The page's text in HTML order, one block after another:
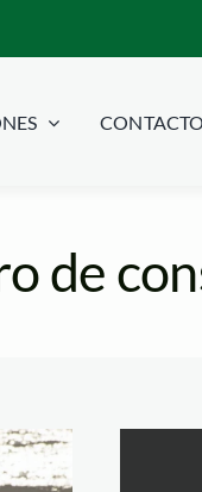
CONTACTO
de